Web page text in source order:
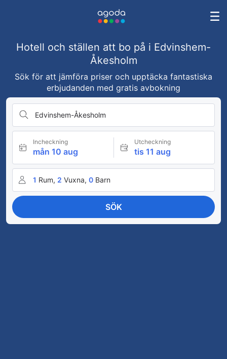
Hotell och ställen att bo på i Edvinshem-
Åkesholm
Sök för att jämföra priser och upptäcka fantastiska
erbjudanden med gratis avbokning
Edvinshem-Åkesholm
Incheckning
mån 10 aug
Utcheckning
tis 11 aug
1 Rum, 2 Vuxna, 0 Barn
SÖK